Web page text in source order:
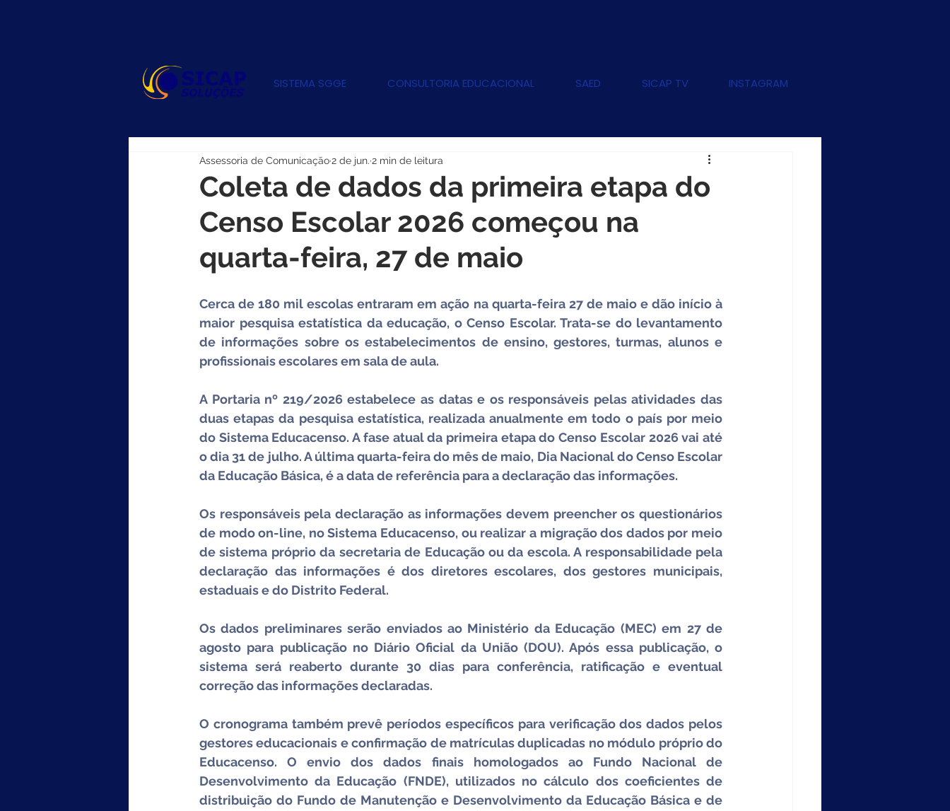
SISTEMA SGGE CONSULTORIA EDUCACIONAL SAED SICAP TV INSTAGRAM
Coleta de dados da primeira etapa do
Censo Escolar 2026 começou na
quarta-feira, 27 de maio
Assessoria de Comunicação2 de jun. 2 min de leitura
Cerca de 180 mil escolas entraram em ação na quarta-feira 27 de maio e dão início à
maior pesquisa estatística da educação, o Censo Escolar. Trata-se do levantamento
de informações sobre os estabelecimentos de ensino, gestores, turmas, alunos e
profissionais escolares em sala de aula.
A Portaria nº 219/2026 estabelece as datas e os responsáveis pelas atividades das
duas etapas da pesquisa estatística, realizada anualmente em todo o país por meio
do Sistema Educacenso. A fase atual da primeira etapa do Censo Escolar 2026 vai até
o dia 31 de julho. A última quarta-feira do mês de maio, Dia Nacional do Censo Escolar
da Educação Básica, é a data de referência para a declaração das informações.
Os responsáveis pela declaração as informações devem preencher os questionários
de modo on-line, no Sistema Educacenso, ou realizar a migração dos dados por meio
de sistema próprio da secretaria de Educação ou da escola. A responsabilidade pela
declaração das informações é dos diretores escolares, dos gestores municipais,
estaduais e do Distrito Federal.
Os dados preliminares serão enviados ao Ministério da Educação (MEC) em 27 de
agosto para publicação no Diário Oficial da União (DOU). Após essa publicação, o
sistema será reaberto durante 30 dias para conferência, ratificação e eventual
correção das informações declaradas.
O cronograma também prevê períodos específicos para verificação dos dados pelos
gestores educacionais e confirmação de matrículas duplicadas no módulo próprio do
Educacenso. O envio dos dados finais homologados ao Fundo Nacional de
Desenvolvimento da Educação (FNDE), utilizados no cálculo dos coeficientes de
distribuição do Fundo de Manutenção e Desenvolvimento da Educação Básica e de